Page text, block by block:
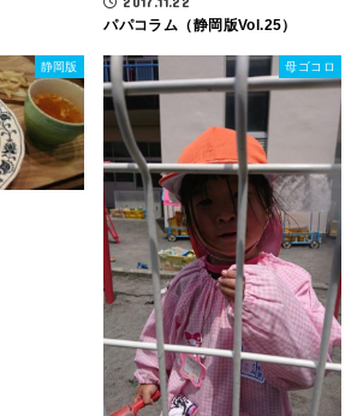
パパコラム（静岡版Vol.25）
静岡版 母ゴコロ